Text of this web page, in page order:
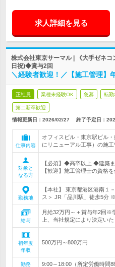
求人詳細を見る
株式会社東京サーマル | 《大手ゼネ
日祝)◆賞与2回
＼経験者歓迎！／【施工管理】
正社員 業種未経験OK 急募 転勤
第二新卒歓迎
情報更新日：2026/02/27 終了予定日：
仕事内容
オフィスビル・東京駅ビル
にリニューアル工事）の施工
対象と
なる方
【必須】◆高卒以上 ◆建築
【歓迎】施工管理士の資格
勤務地
【本社】 東京都港区港南１
ス＞ JR「品川駅」徒歩5分
給与
月給32万円～＋賞与年2回※
上、当社規定により決定い
初年度
年収
500万円～800万円
勤務 9:00～18:00（所定労働時間